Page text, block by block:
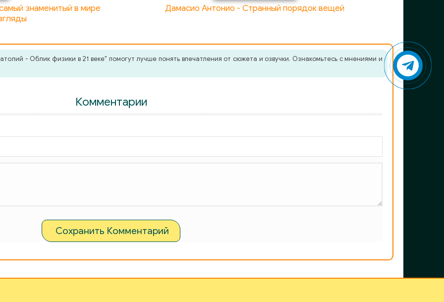
знаменитый в мире
Дамасио Антонио - Странный порядок вещей
- Облик физики в 21 веке" помогут лучше понять впечатления от сюжета и озвучки. Ознакомьтесь с мнениями и
Комментарии
Сохранить Комментарий